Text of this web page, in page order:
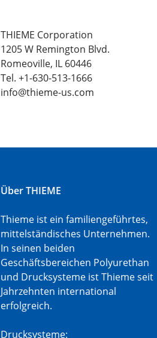
THIEME Corporation
1205 W Remington Blvd.
Romeoville, IL 60446
Tel. +1-630-513-1666
info@thieme-us.com
Über THIEME
Thieme ist ein familiengeführtes,
mittelständisches Unternehmen.
In seinen beiden
Geschäftsbereichen Polyurethan
und Drucksysteme ist Thieme seit
Jahrzehnten international
erfolgreich.
Drucksysteme: